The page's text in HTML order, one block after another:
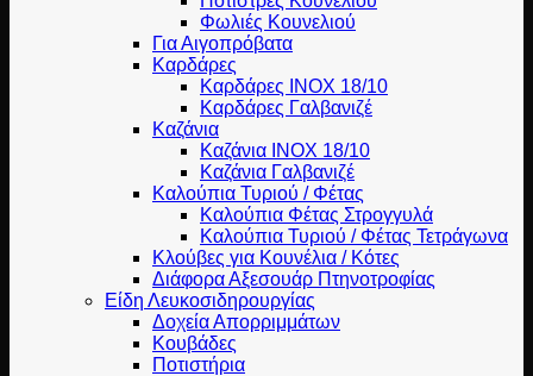
Φωλιές Κουνελιού
Για Αιγοπρόβατα
Καρδάρες
Καρδάρες INOX 18/10
Καρδάρες Γαλβανιζέ
Καζάνια
Καζάνια INOX 18/10
Καζάνια Γαλβανιζέ
Καλούπια Τυριού / Φέτας
Καλούπια Φέτας Στρογγυλά
Καλούπια Τυριού / Φέτας Τετράγωνα
Κλούβες για Κουνέλια / Κότες
Διάφορα Αξεσουάρ Πτηνοτροφίας
Είδη Λευκοσιδηρουργίας
Δοχεία Απορριμμάτων
Κουβάδες
Ποτιστήρια